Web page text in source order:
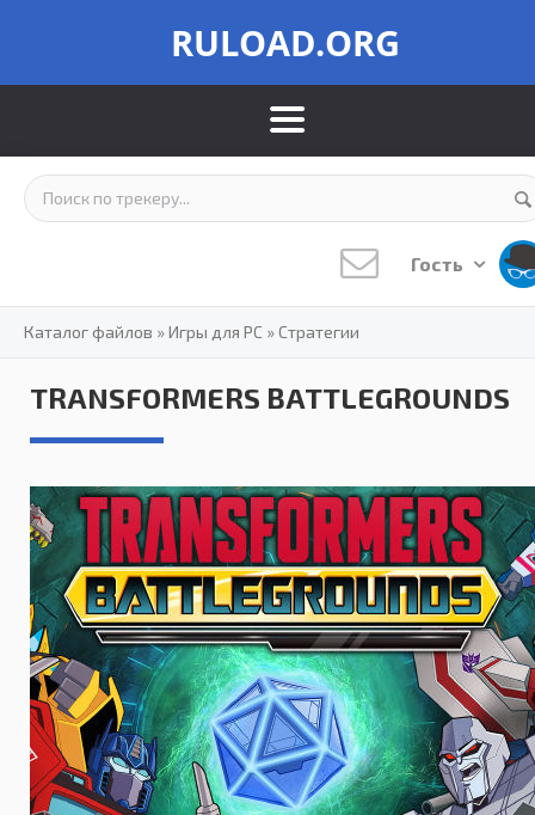
RULOAD.ORG
Гость
Каталог файлов »Игры для PC »Стратегии
TRANSFORMERS BATTLEGROUNDS